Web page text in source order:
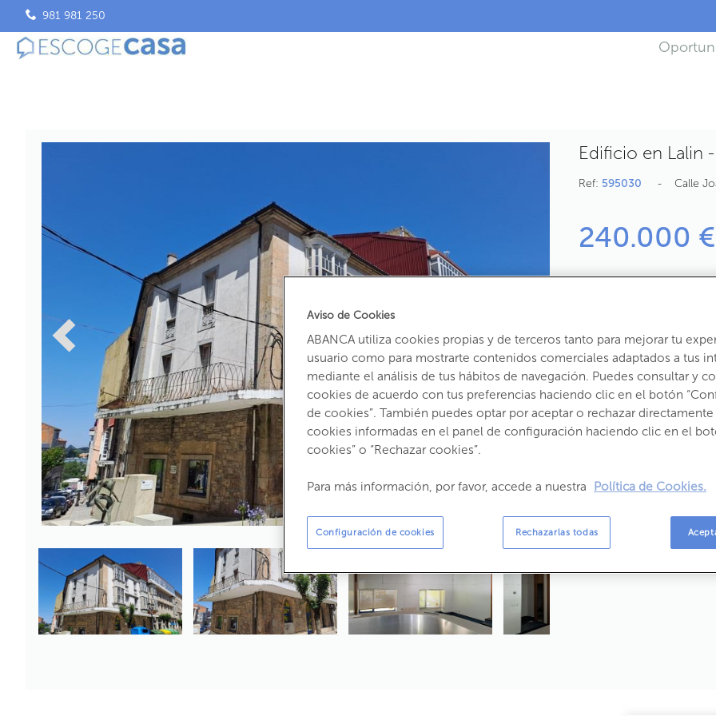
981 981 250
Edificio en Lalin
Ref: 595030 Calle
240.000 €
Estado:Segunda Mano
Año construcción:
1935
Consumo:
Emisiones:
Propietario:
Aviso de Cookies
ABANCA utiliza cookies propias y de terceros tanto para mejorar tu
usuario como para mostrarte contenidos comerciales adaptados a tus
mediante el análisis de tus hábitos de navegación. Puedes consultar y
cookies de acuerdo con tus preferencias haciendo clic en el botón
de cookies”. También puedes optar por aceptar o rechazar directamente
cookies informadas en el panel de configuración haciendo clic en el
cookies” o “Rechazar cookies”.
Para más información, por favor, accede a nuestra Política de Cookies.
Configuración de cookies Rechazarlas todas